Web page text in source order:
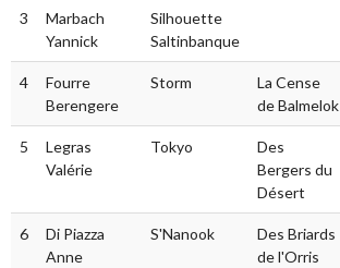
3
Marbach
Yannick
Silhouette
Saltinbanque
4
Fourre
Berengere
Storm
La Cense
de Balmelok
5
Legras
Valérie
Tokyo
Des
Bergers du
Désert
6
Di Piazza
Anne
S'Nanook
Des Briards
de l'Orris